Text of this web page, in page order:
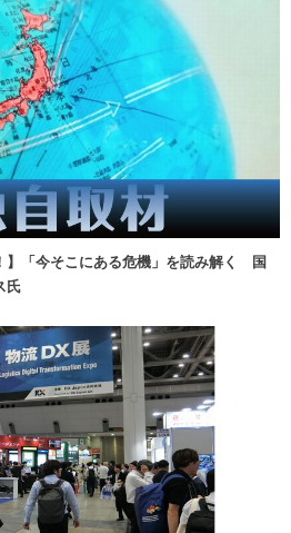
】「今そこにある危機」を読み解く 国
氏